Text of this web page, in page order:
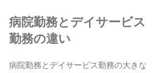
病院勤務とデイサービス
勤務の違い
病院勤務とデイサービス勤務の大きな